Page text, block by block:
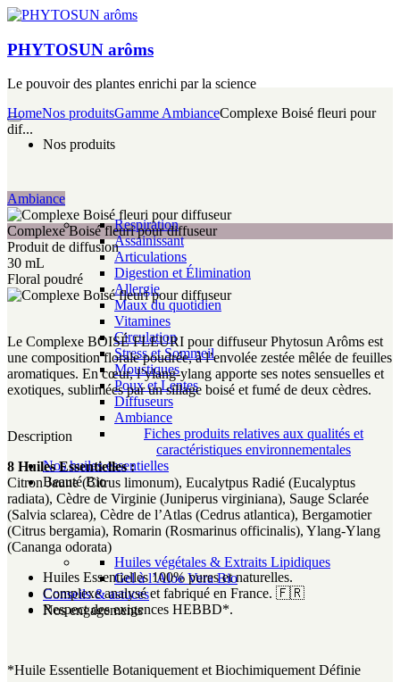
PHYTOSUN arôms
Le pouvoir des plantes enrichi par la science
Nos produits
Respiration
Assainissant
Articulations
Digestion et Élimination
Allergie
Maux du quotidien
Vitamines
Circulation
Stress et Sommeil
Moustiques
Poux et Lentes
Diffuseurs
Ambiance
Fiches produits relatives aux qualités et
caractéristiques environnementales
Nos huiles essentielles
Beauté Bio
Huiles végétales & Extraits Lipidiques
Gel à l’Aloe Vera Bio
Conseils & astuces
Nos engagements
HomeNos produitsGamme AmbianceComplexe Boisé fleuri pour
dif...
Ambiance
Complexe Boisé fleuri pour diffuseur
Produit de diffusion
30 mL
Floral poudré
Le Complexe BOISÉ FLEURI pour diffuseur Phytosun Arôms est
une composition florale poudrée, à l’envolée zestée mêlée de feuilles
aromatiques. En cœur, l’ylang-ylang apporte ses notes sensuelles et
exotiques, sublimées par un sillage boisé et fumé de deux cèdres.
Description
8 Huiles Essentielles :
Citron Jaune (Citrus limonum), Eucalytpus Radié (Eucalyptus
radiata), Cèdre de Virginie (Juniperus virginiana), Sauge Sclarée
(Salvia sclarea), Cèdre de l’Atlas (Cedrus atlantica), Bergamotier
(Citrus bergamia), Romarin (Rosmarinus officinalis), Ylang-Ylang
(Cananga odorata)
Huiles Essentielles 100% pures et naturelles.
Complexe analysé et fabriqué en France. 🇫🇷
Respect des exigences HEBBD*.
*Huile Essentielle Botaniquement et Biochimiquement Définie